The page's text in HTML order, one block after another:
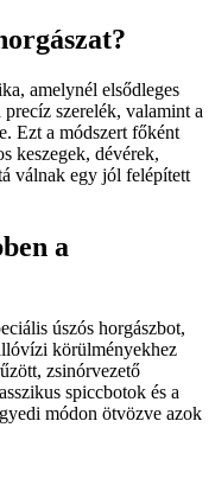
amelynél elsődleges
szerelék, valamint a
Ezt a módszert főként
keszegek, dévérek,
válnak egy jól felépített
a
úszós horgászbot,
körülményekhez
zsinórvezető
spiccbotok és a
módon ötvözve azok